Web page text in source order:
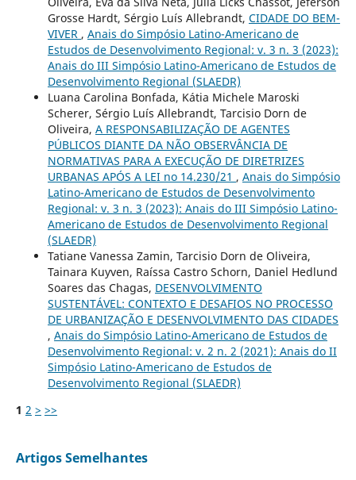
Grosse Hardt, Sérgio Luís Allebrandt, CIDADE DO BEM-
VIVER , Anais do Simpósio Latino-Americano de
Estudos de Desenvolvimento Regional: v. 3 n. 3 (2023):
Anais do III Simpósio Latino-Americano de Estudos de
Desenvolvimento Regional (SLAEDR)
Luana Carolina Bonfada, Kátia Michele Maroski
Scherer, Sérgio Luís Allebrandt, Tarcisio Dorn de
Oliveira, A RESPONSABILIZAÇÃO DE AGENTES
PÚBLICOS DIANTE DA NÃO OBSERVÂNCIA DE
NORMATIVAS PARA A EXECUÇÃO DE DIRETRIZES
URBANAS APÓS A LEI no 14.230/21 , Anais do Simpósio
Latino-Americano de Estudos de Desenvolvimento
Regional: v. 3 n. 3 (2023): Anais do III Simpósio Latino-
Americano de Estudos de Desenvolvimento Regional
(SLAEDR)
Tatiane Vanessa Zamin, Tarcisio Dorn de Oliveira,
Tainara Kuyven, Raíssa Castro Schorn, Daniel Hedlund
Soares das Chagas, DESENVOLVIMENTO
SUSTENTÁVEL: CONTEXTO E DESAFIOS NO PROCESSO
DE URBANIZAÇÃO E DESENVOLVIMENTO DAS CIDADES
, Anais do Simpósio Latino-Americano de Estudos de
Desenvolvimento Regional: v. 2 n. 2 (2021): Anais do II
Simpósio Latino-Americano de Estudos de
Desenvolvimento Regional (SLAEDR)
1 2 > >>
Artigos Semelhantes